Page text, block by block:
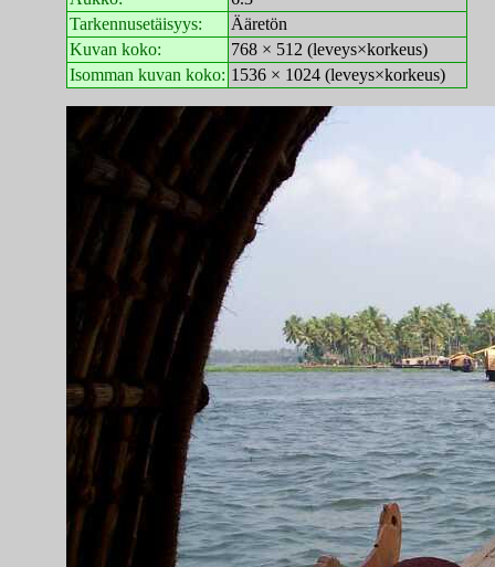
Tarkennusetäisyys:
Ääretön
Kuvan koko:
768 × 512 (leveys×korkeus)
Isomman kuvan koko: 1536 × 1024 (leveys×korkeus)